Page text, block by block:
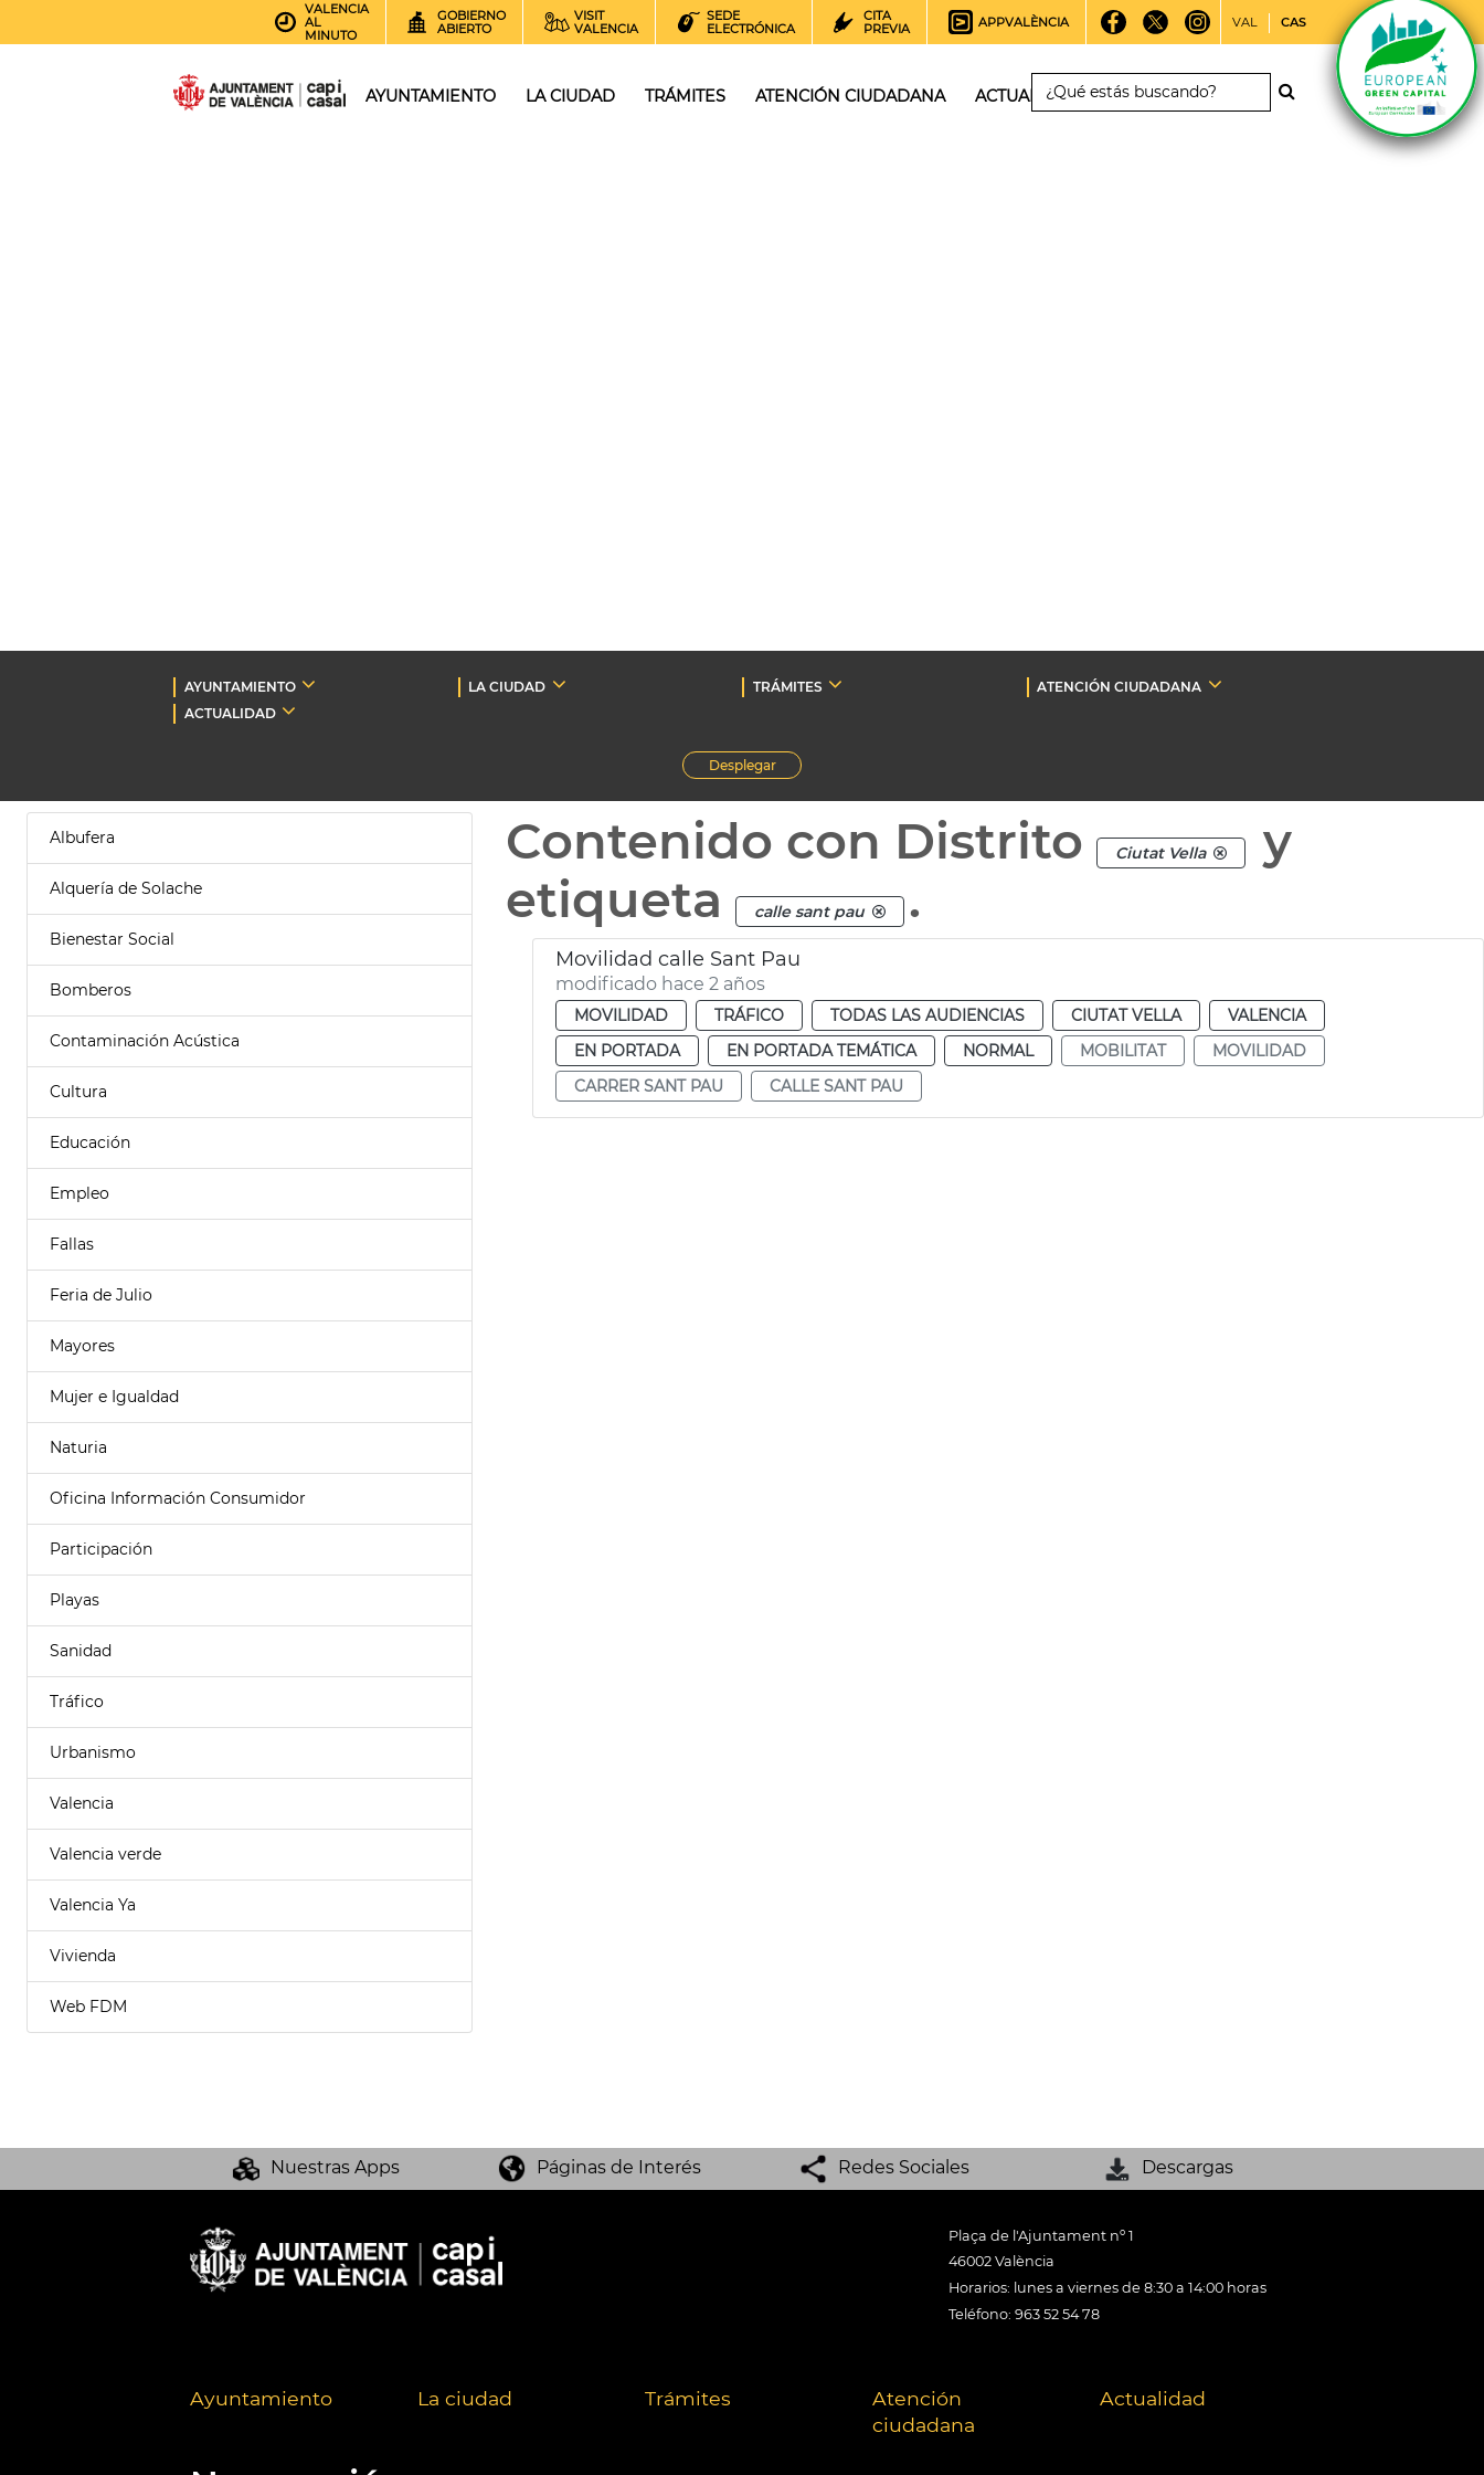
VALENCIA
AL
MINUTO
GOBIERNO
ABIERTO
VISIT
VALENCIA
SEDE
ELECTRÓNICA
CITA
PREVIA
APPVALÈNCIA VAL CAS
AYUNTAMIENTO LA CIUDAD TRÁMITES ATENCIÓN CIUDADANA ACTUALIDAD
AYUNTAMIENTO LA CIUDAD TRÁMITES
ATENCIÓN CIUDADANA
ACTUALIDAD
Desplegar
Albufera
Alquería de Solache
Bienestar Social
Bomberos
Contaminación Acústica
Cultura
Educación
Empleo
Fallas
Feria de Julio
Mayores
Mujer e Igualdad
Naturia
Oficina Información Consumidor
Participación
Playas
Sanidad
Tráfico
Urbanismo
Valencia
Valencia verde
Valencia Ya
Vivienda
Web FDM
Contenido con Distrito Ciutat Vella
y
etiqueta
calle sant pau .
Movilidad calle Sant Pau
modificado hace 2 años
MOVILIDAD TRÁFICO TODAS LAS AUDIENCIAS CIUTAT VELLA
VALENCIA
EN PORTADA
EN PORTADA TEMÁTICA NORMAL MOBILITAT
MOVILIDAD
CARRER SANT PAU
CALLE SANT PAU
Nuestras Apps Páginas de Interés Redes Sociales Descargas
Plaça de l'Ajuntament nº 1
46002 València
Horarios: lunes a viernes de 8:30 a 14:00 horas
Teléfono: 963 52 54 78
Ayuntamiento La ciudad Trámites
Atención
ciudadana
Actualidad